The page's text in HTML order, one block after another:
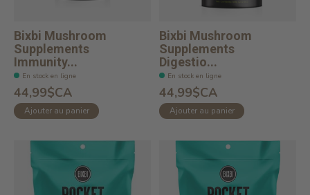
Bixbi Mushroom
Supplements
Immunity...
En stock en ligne
44,99$CA
Ajouter au panier
Bixbi Mushroom
Supplements
Digestio...
En stock en ligne
44,99$CA
Ajouter au panier